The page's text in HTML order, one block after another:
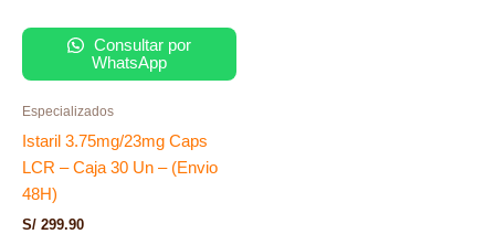
Consultar por
WhatsApp
Especializados
Istaril 3.75mg/23mg Caps
LCR – Caja 30 Un – (Envio
48H)
S/ 299.90